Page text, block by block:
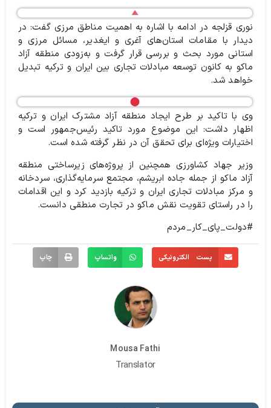
نوری قزلجه در ادامه با اشاره به اهمیت مناطق مرزی گفت: در
دیدار با مقامات استان‌های آغری و ایغدیر، مسائل مرزی و
استانی مورد بحث و بررسی قرار گرفت و به‌زودی منطقه آزاد
ماکو به کانون توسعه مبادلات تجاری بین ایران و ترکیه تبدیل
خواهد شد.
وی با تاکید بر طرح ایجاد منطقه آزاد مشترک ایران و ترکیه
اظهار داشت: این موضوع مورد تاکید رئیس‌جمهور است و
اختیارات ویژه‌ای برای تحقق آن در نظر گرفته شده است.
وزیر جهاد کشاورزی همچنین از پروژه‌های زیرساختی منطقه
آزاد ماکو از جمله جاده ابریشم، مجتمع سرمایه‌گذاری، سردخانه
و مرکز مبادلات تجاری ایران و ترکیه بازدید کرد و این اقدامات
را در راستای تقویت نقش ماکو در تجارت منطقی دانست.
#دولت_پای_کار_مردم
پست الکترونیکی واتساپ چاپ
Mousa Fathi
Translator